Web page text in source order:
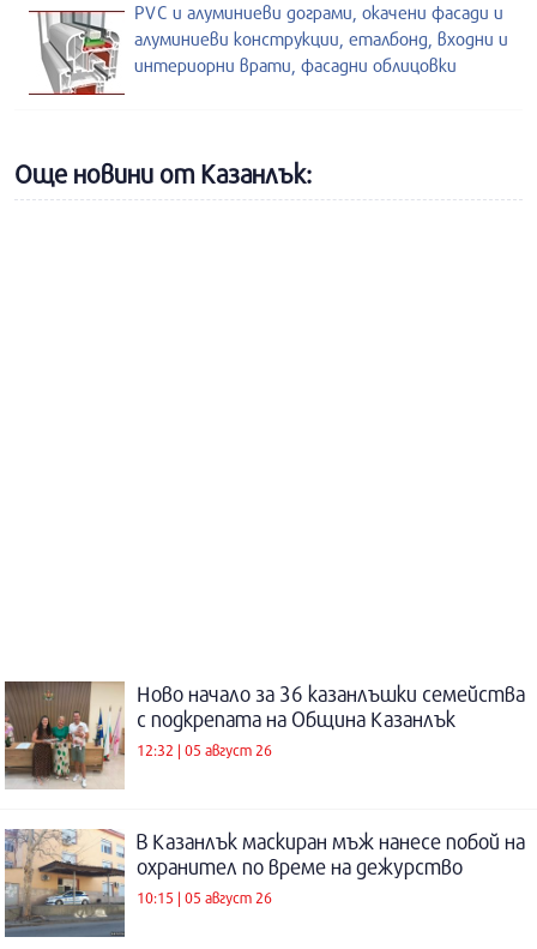
PVC и алуминиеви дограми, окачени фасади и
алуминиеви конструкции, еталбонд, входни и
интериорни врати, фасадни облицовки
Още новини от Казанлък:
Ново начало за 36 казанлъшки семейства
с подкрепата на Община Казанлък
12:32 | 05 август 26
В Казанлък маскиран мъж нанесе побой на
охранител по време на дежурство
10:15 | 05 август 26